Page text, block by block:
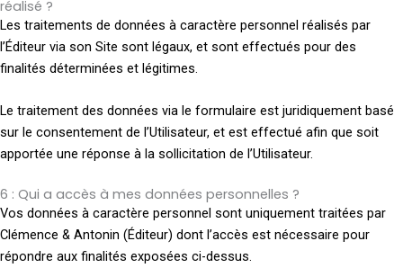
réalisé ?
Les traitements de données à caractère personnel réalisés par
l’Éditeur via son Site sont légaux, et sont effectués pour des
finalités déterminées et légitimes.
Le traitement des données via le formulaire est juridiquement basé
sur le consentement de l’Utilisateur, et est effectué afin que soit
apportée une réponse à la sollicitation de l’Utilisateur.
6 : Qui a accès à mes données personnelles ?
Vos données à caractère personnel sont uniquement traitées par
Clémence & Antonin (Éditeur) dont l’accès est nécessaire pour
répondre aux finalités exposées ci-dessus.